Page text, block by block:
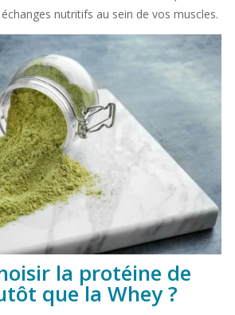
nutritifs au sein de vos muscles.
la protéine de
que la Whey ?